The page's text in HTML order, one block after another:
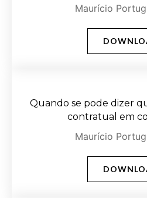
Maurício
Quando se pode dizer
contratual em
Maurício